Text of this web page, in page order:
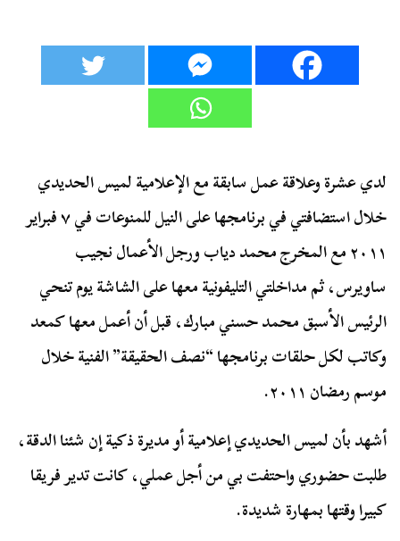
لدي عشرة وعلاقة عمل سابقة مع الإعلامية لميس الحديدي
خلال استضافتي في برنامجها على النيل للمنوعات في ٧ فبراير
٢٠١١ مع المخرج محمد دياب ورجل الأعمال نجيب
ساويرس، ثم مداخلتي التليفونية معها على الشاشة يوم تنحي
الرئيس الأسبق محمد حسني مبارك، قبل أن أعمل معها كمعد
وكاتب لكل حلقات برنامجها “نصف الحقيقة” الفنية خلال
موسم رمضان ٢٠١١.
أشهد بأن لميس الحديدي إعلامية أو مديرة ذكية إن شئنا الدقة،
طلبت حضوري واحتفت بي من أجل عملي، كانت تدير فريقا
كبيرا وقتها بمهارة شديدة.